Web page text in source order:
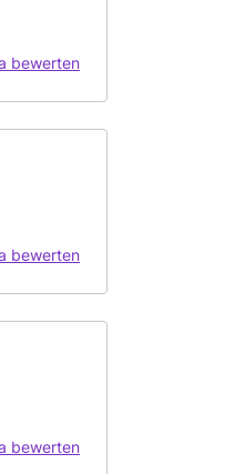
bewerten
bewerten
bewerten